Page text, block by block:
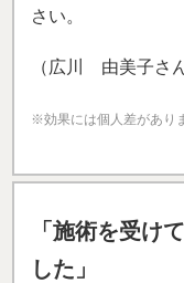
さい。
（広川 由美子さん
※効果には個人差があり
「施術を受け
した」